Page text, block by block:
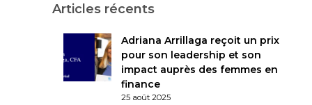
Articles récents
Adriana Arrillaga reçoit un prix
pour son leadership et son
impact auprès des femmes en
finance
25 août 2025